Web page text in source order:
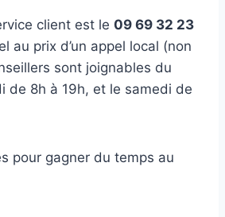
client est le 09 69 32 23
au prix d’un appel local (non
sont joignables du
de 8h à 19h, et le samedi de
pour gagner du temps au